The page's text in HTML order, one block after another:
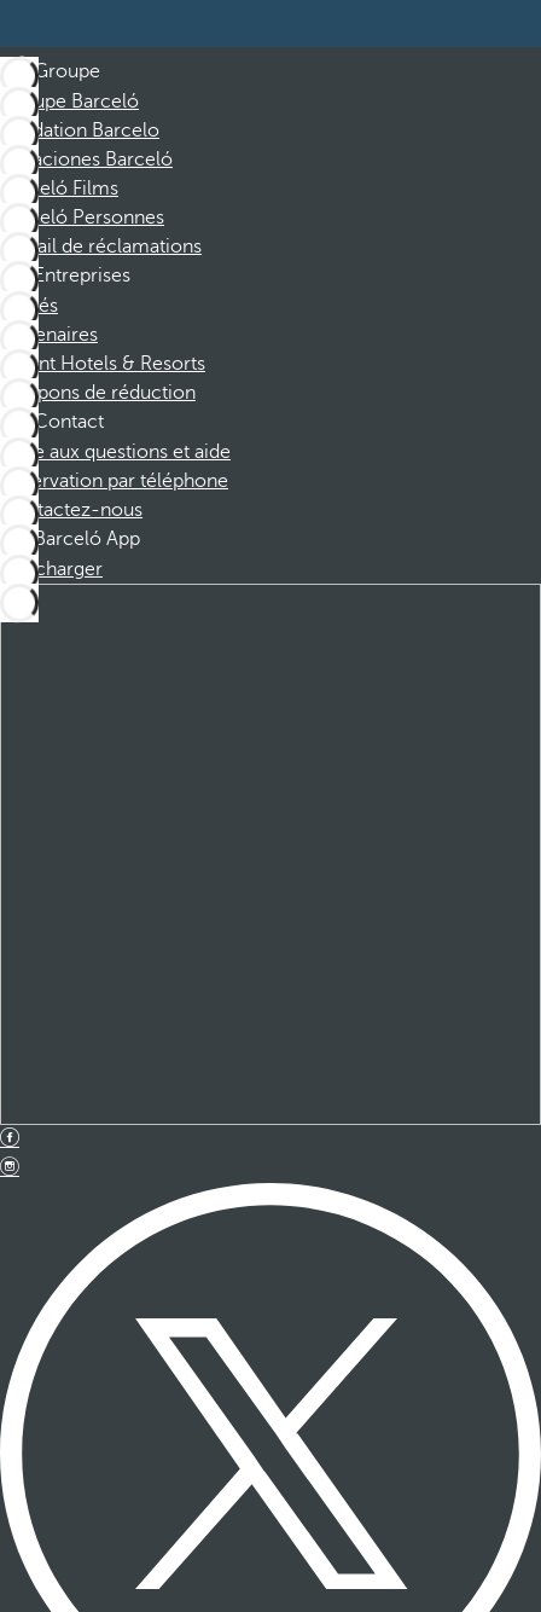
Groupe
Groupe Barceló
Fondation Barcelo
Vacaciones Barceló
Barceló Films
Barceló Personnes
Portail de réclamations
Entreprises
Affiliés
Partenaires
Dorint Hotels & Resorts
Coupons de réduction
Contact
Foire aux questions et aide
Réservation par téléphone
Contactez-nous
Barceló App
Télécharger